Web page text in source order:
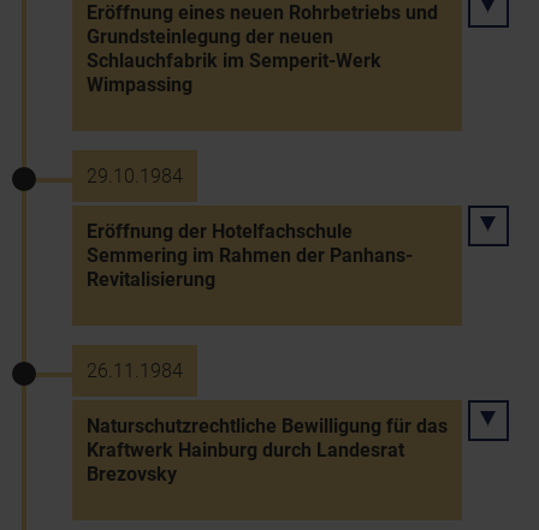
Eröffnung eines neuen Rohrbetriebs und
Grundsteinlegung der neuen
Schlauchfabrik im Semperit-Werk
Wimpassing
29.10.1984
Eröffnung der Hotelfachschule
Semmering im Rahmen der Panhans-
Revitalisierung
26.11.1984
Naturschutzrechtliche Bewilligung für das
Kraftwerk Hainburg durch Landesrat
Brezovsky